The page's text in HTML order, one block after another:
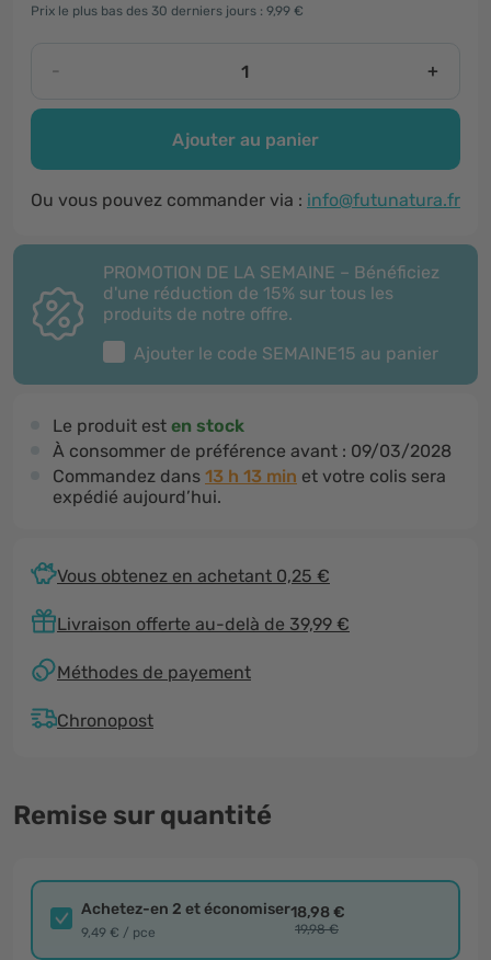
Prix le plus bas des 30 derniers jours : 9,99 €
- +
Ajouter au panier
Ou vous pouvez commander via : info@futunatura.fr
PROMOTION DE LA SEMAINE – Bénéficiez
d'une réduction de 15% sur tous les
produits de notre offre.
Ajouter le code SEMAINE15 au panier
Le produit est en stock
À consommer de préférence avant : 09/03/2028
Commandez dans 13 h 13 min et votre colis sera
expédié aujourd’hui.
Vous obtenez en achetant 0,25 €
Livraison offerte au-delà de 39,99 €
Méthodes de payement
Chronopost
Remise sur quantité
Achetez-en 2 et économiser
9,49 € / pce
18,98 €
19,98 €